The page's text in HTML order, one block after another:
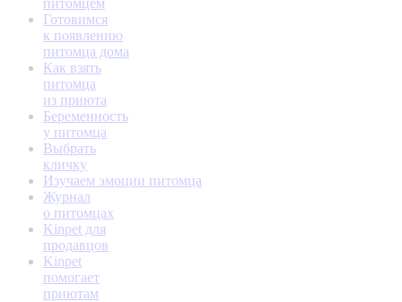
питомцем
Готовимся
к появлению
питомца дома
Как взять
питомца
из приюта
Беременность
у питомца
Выбрать
кличку
Изучаем эмоции питомца
Журнал
о питомцах
Kinpet для
продавцов
Kinpet
помогает
приютам